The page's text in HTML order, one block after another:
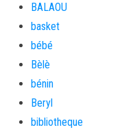
BALAOU
basket
bébé
Bèlè
bénin
Beryl
bibliotheque